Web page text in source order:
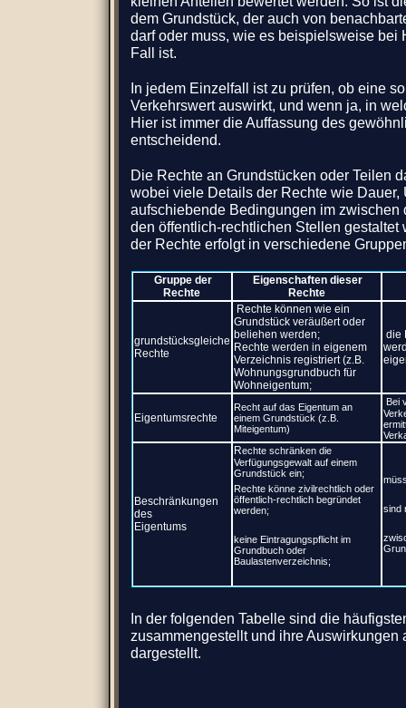
dem Grundstück, der auch von
darf oder muss, wie es beispielsweise bei
Fall ist.
In jedem Einzelfall ist zu prüfen, ob eine
Verkehrswert auswirkt, und wenn ja, in
Hier ist immer die Auffassung des
entscheidend.
Die Rechte an Grundstücken oder Teilen
wobei viele Details der Rechte wie Dauer,
aufschiebende Bedingungen im zwischen
den öffentlich-rechtlichen Stellen
der Rechte erfolgt in verschiedene
Gruppe der
Rechte
Eigenschaften dieser
Rechte
grundstücksgleiche
Rechte
Rechte können wie ein
Grundstück veräußert oder
beliehen werden;
Rechte werden in eigenem
Verzeichnis registriert (z.B.
Wohnungsgrundbuch für
Wohneigentum;
die
Eigentumsrechte
Recht auf das Eigentum an
einem Grundstück (z.B.
Miteigentum)
Bei
Beschränkungen
des
Eigentums
Rechte schränken die
Verfügungsgewalt auf einem
Grundstück ein;
Rechte könne zivilrechtlich oder
öffentlich-rechtlich begründet
werden;
keine Eintragungspflicht im
Grundbuch oder
Baulastenverzeichnis;
sind
In der folgenden Tabelle sind die
zusammengestellt und ihre Auswirkungen
dargestellt.